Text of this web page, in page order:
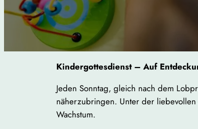
Kindergottesdienst – Auf
Jeden Sonntag, gleich nach dem
näherzubringen. Unter der
Wachstum.